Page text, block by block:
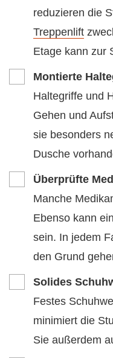
reduzieren die
Treppenlift
Etage kann zur
Montierte
Haltegriffe und
Gehen und
sie besonders
Dusche
Überprüfte
Manche
Ebenso kann
sein. In jedem
den Grund
Solides
Festes
minimiert die
Sie außerdem